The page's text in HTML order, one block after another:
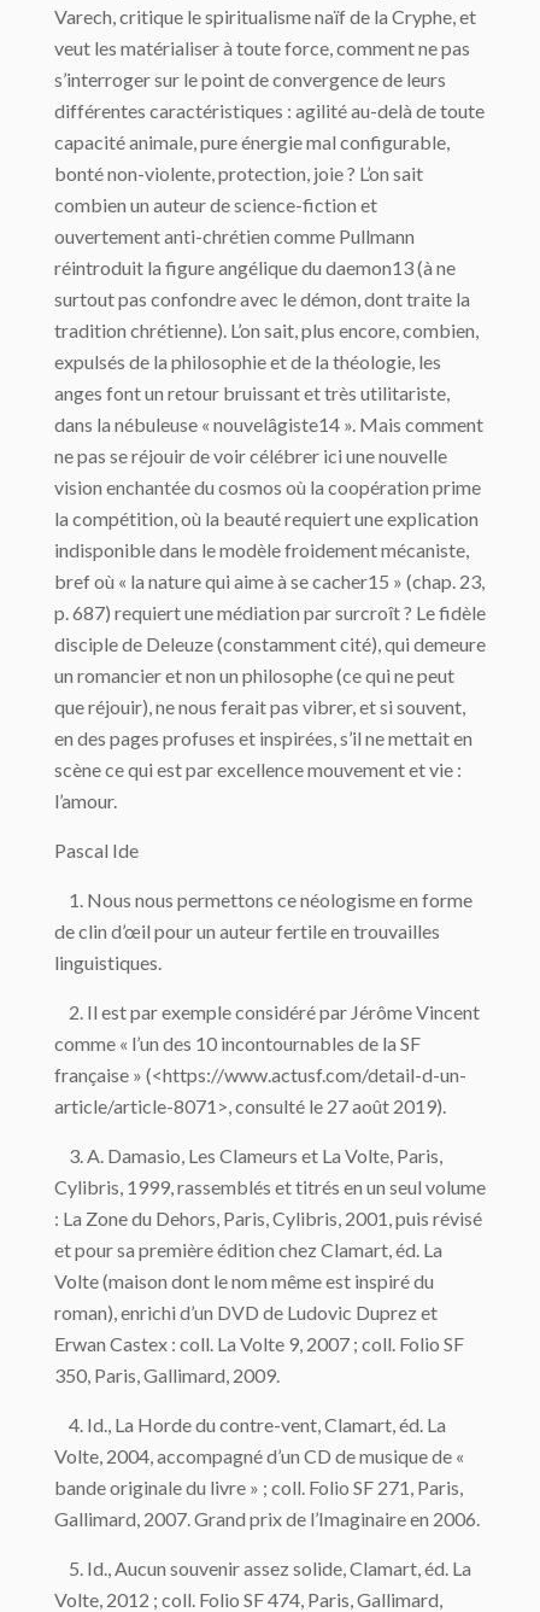
Varech, critique le spiritualisme naïf de la Cryphe, et
veut les matérialiser à toute force, comment ne pas
s’interroger sur le point de convergence de leurs
différentes caractéristiques : agilité au-delà de toute
capacité animale, pure énergie mal configurable,
bonté non-violente, protection, joie ? L’on sait
combien un auteur de science-fiction et
ouvertement anti-chrétien comme Pullmann
réintroduit la figure angélique du daemon13 (à ne
surtout pas confondre avec le démon, dont traite la
tradition chrétienne). L’on sait, plus encore, combien,
expulsés de la philosophie et de la théologie, les
anges font un retour bruissant et très utilitariste,
dans la nébuleuse « nouvelâgiste14 ». Mais comment
ne pas se réjouir de voir célébrer ici une nouvelle
vision enchantée du cosmos où la coopération prime
la compétition, où la beauté requiert une explication
indisponible dans le modèle froidement mécaniste,
bref où « la nature qui aime à se cacher15 » (chap. 23,
p. 687) requiert une médiation par surcroît ? Le fidèle
disciple de Deleuze (constamment cité), qui demeure
un romancier et non un philosophe (ce qui ne peut
que réjouir), ne nous ferait pas vibrer, et si souvent,
en des pages profuses et inspirées, s’il ne mettait en
scène ce qui est par excellence mouvement et vie :
l’amour.
Pascal Ide
1. Nous nous permettons ce néologisme en forme
de clin d’œil pour un auteur fertile en trouvailles
linguistiques.
2. Il est par exemple considéré par Jérôme Vincent
comme « l’un des 10 incontournables de la SF
française » (<https://www.actusf.com/detail-d-un-
article/article-8071>, consulté le 27 août 2019).
3. A. Damasio, Les Clameurs et La Volte, Paris,
Cylibris, 1999, rassemblés et titrés en un seul volume
: La Zone du Dehors, Paris, Cylibris, 2001, puis révisé
et pour sa première édition chez Clamart, éd. La
Volte (maison dont le nom même est inspiré du
roman), enrichi d’un DVD de Ludovic Duprez et
Erwan Castex : coll. La Volte 9, 2007 ; coll. Folio SF
350, Paris, Gallimard, 2009.
4. Id., La Horde du contre-vent, Clamart, éd. La
Volte, 2004, accompagné d’un CD de musique de «
bande originale du livre » ; coll. Folio SF 271, Paris,
Gallimard, 2007. Grand prix de l’Imaginaire en 2006.
5. Id., Aucun souvenir assez solide, Clamart, éd. La
Volte, 2012 ; coll. Folio SF 474, Paris, Gallimard,